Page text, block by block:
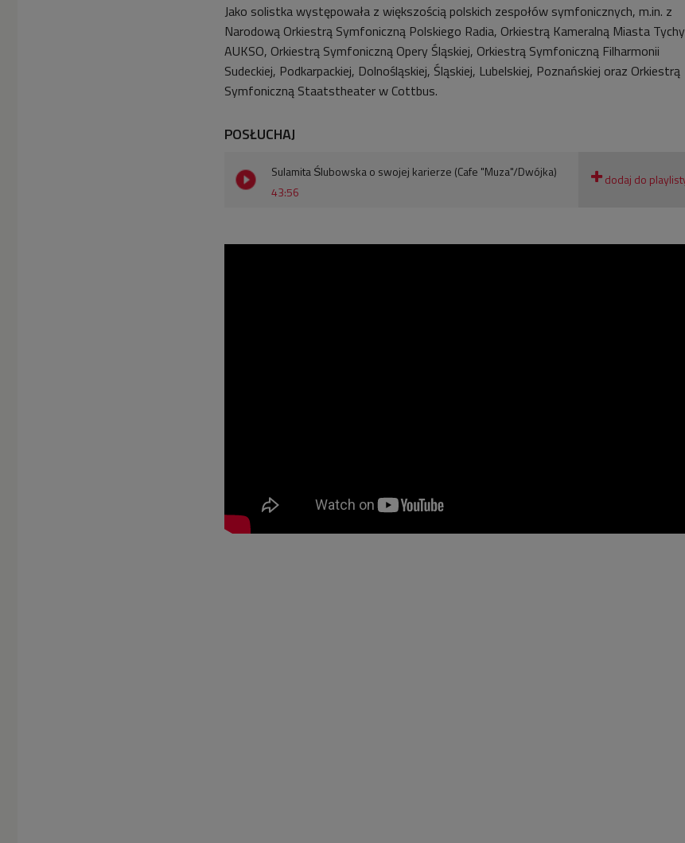
Jako solistka występowała z większością polskich zespołów symfonicznych, m.in. z
Narodową Orkiestrą Symfoniczną Polskiego Radia, Orkiestrą Kameralną Miasta Tychy
AUKSO, Orkiestrą Symfoniczną Opery Śląskiej, Orkiestrą Symfoniczną Filharmonii
Sudeckiej, Podkarpackiej, Dolnośląskiej, Śląskiej, Lubelskiej, Poznańskiej oraz Orkiestrą
Symfoniczną Staatstheater w Cottbus.
POSŁUCHAJ
43:56
Sulamita Ślubowska o swojej karierze (Cafe "Muza"/Dwójka)